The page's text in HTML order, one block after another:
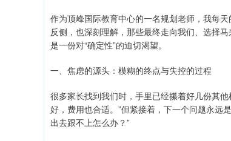
作为顶峰国际教育中心的一名规划老师，我每
反侧，也深刻理解，那些最终走向我们、选择
是一份对“确定性”的迫切渴望。
一、焦虑的源头：模糊的终点与失控的过程
很多家长找到我们时，手里已经攥着好几份其
好，费用也合适。”但紧接着，下一个问题永远
出去跟不上怎么办？”